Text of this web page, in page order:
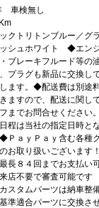
車検無し
クトリトンブルー／グ
ッシュホワイト ◆エン
ブレーキフルード等の
プラグも新品に交換し
ます。◆配送費は別途
ますので、配送に関し
までお問合せください
程は当社の指定日時と
ＰａｙＰａｙ含む各種
お取り扱いございます
長８４回までお支払い
店不要で審査可能です
スタムパーツは納車整
準適合パーツに交換さ